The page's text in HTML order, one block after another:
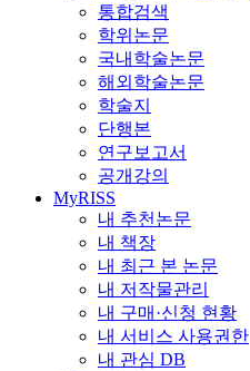
통합검색
학위논문
국내학술논문
해외학술논문
학술지
단행본
연구보고서
공개강의
MyRISS
내 추천논문
내 책장
내 최근 본 논문
내 저작물관리
내 구매·신청 현황
내 서비스 사용권한
내 관심 DB